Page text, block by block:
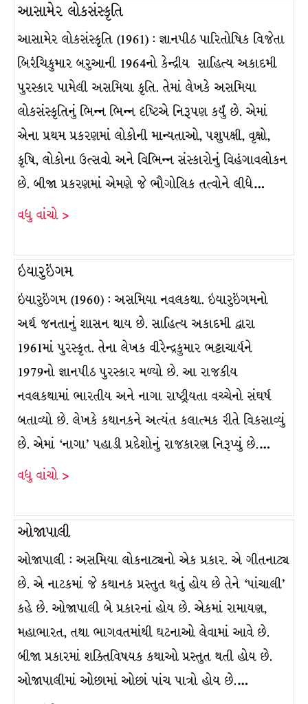
આસામેર લોકસંસ્કૃતિ
આસામેર લોકસંસ્કૃતિ (1961) : જ્ઞાનપીઠ પારિતોષિક વિજેતા
બિરંચિકુમાર બરુઆની 1964નો કેન્દ્રીય સાહિત્ય અકાદમી
પુરસ્કાર પામેલી અસમિયા કૃતિ. તેમાં લેખકે અસમિયા
લોકસંસ્કૃતિનું ભિન્ન ભિન્ન દૃષ્ટિએ નિરૂપણ કર્યું છે. એમાં
એના પ્રથમ પ્રકરણમાં લોકોની માન્યતાઓ, પશુપક્ષી, વૃક્ષો,
કૃષિ, લોકોના ઉત્સવો અને વિભિન્ન સંસ્કારોનું વિહંગાવલોકન
છે. બીજા પ્રકરણમાં એમણે જે ભૌગોલિક તત્વોને લીધે…
વધુ વાંચો >
ઇયારુઇંગમ
ઇયારુઇંગમ (1960) : અસમિયા નવલકથા. ઇયારુઇંગમનો
અર્થ જનતાનું શાસન થાય છે. સાહિત્ય અકાદમી દ્વારા
1961માં પુરસ્કૃત. તેના લેખક વીરેન્દ્રકુમાર ભટ્ટાચાર્યને
1979નો જ્ઞાનપીઠ પુરસ્કાર મળ્યો છે. આ રાજકીય
નવલકથામાં ભારતીય અને નાગા રાષ્ટ્રીયતા વચ્ચેનો સંઘર્ષ
બતાવ્યો છે. લેખકે કથાનકને અત્યંત કલાત્મક રીતે વિકસાવ્યું
છે. એમાં ‘નાગા’ પહાડી પ્રદેશોનું રાજકારણ નિરૂપ્યું છે.…
વધુ વાંચો >
ઓજાપાલી
ઓજાપાલી : અસમિયા લોકનાટ્યનો એક પ્રકાર. એ ગીતનાટ્ય
છે. એ નાટકમાં જે કથાનક પ્રસ્તુત થતું હોય છે તેને ‘પાંચાલી’
કહે છે. ઓજાપાલી બે પ્રકારનાં હોય છે. એકમાં રામાયણ,
મહાભારત, તથા ભાગવતમાંથી ઘટનાઓ લેવામાં આવે છે.
બીજા પ્રકારમાં શક્તિવિષયક કથાઓ પ્રસ્તુત થતી હોય છે.
ઓજાપાલીમાં ઓછામાં ઓછાં પાંચ પાત્રો હોય છે.…